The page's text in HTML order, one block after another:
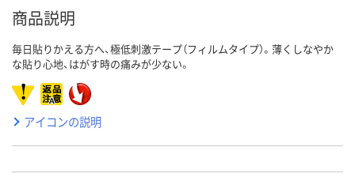
商品説明
毎日貼りかえる方へ、極低刺激テープ（フィルムタイプ）。薄くしなやか
な貼り心地、はがす時の痛みが少ない。
アイコンの説明